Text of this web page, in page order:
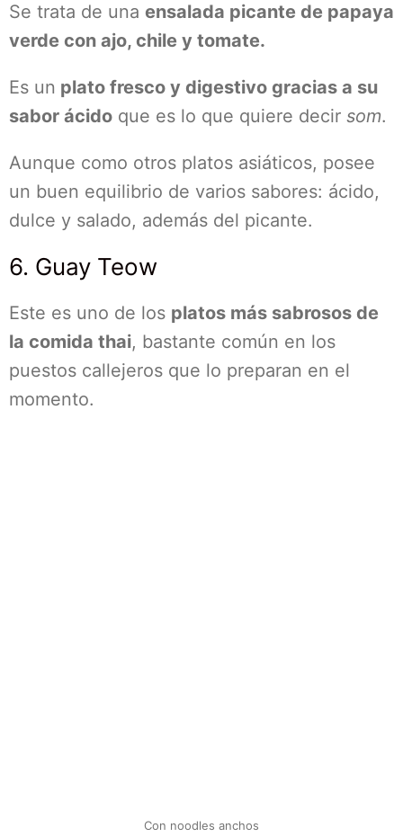
Se trata de una ensalada picante de papaya
verde con ajo, chile y tomate.
Es un plato fresco y digestivo gracias a su
sabor ácido que es lo que quiere decir som.
Aunque como otros platos asiáticos, posee
un buen equilibrio de varios sabores: ácido,
dulce y salado, además del picante.
6. Guay Teow
Este es uno de los platos más sabrosos de
la comida thai, bastante común en los
puestos callejeros que lo preparan en el
momento.
Con noodles anchos